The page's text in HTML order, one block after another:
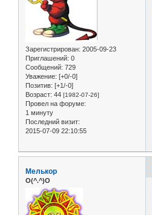
Зарегистрирован: 2005-09-23
Приглашений: 0
Сообщений: 729
Уважение: [+0/-0]
Позитив: [+1/-0]
Возраст: 44 [1982-07-26]
Провел на форуме:
1 минуту
Последний визит:
2015-07-09 22:10:55
Мелькор
O(^.^)O